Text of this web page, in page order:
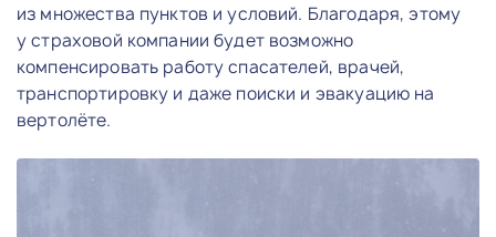
из множества пунктов и условий. Благодаря, этому
у страховой компании будет возможно
компенсировать работу спасателей, врачей,
транспортировку и даже поиски и эвакуацию на
вертолёте.